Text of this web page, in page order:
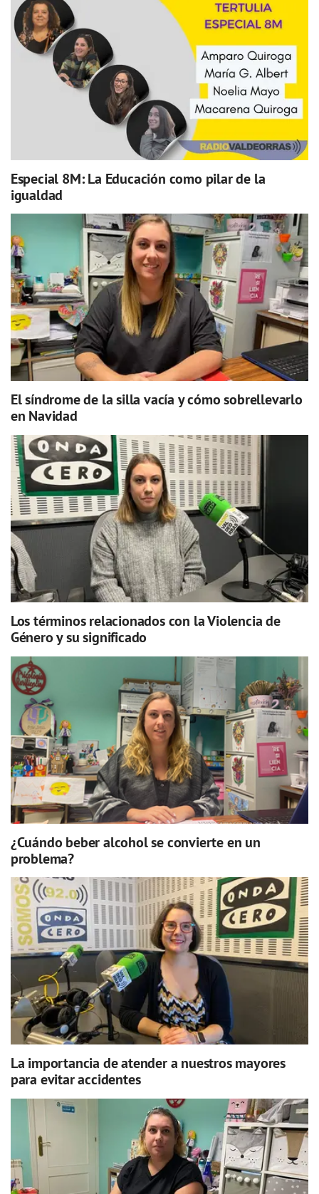
Especial 8M: La Educación como pilar de la
igualdad
El síndrome de la silla vacía y cómo sobrellevarlo
en Navidad
Los términos relacionados con la Violencia de
Género y su significado
¿Cuándo beber alcohol se convierte en un
problema?
La importancia de atender a nuestros mayores
para evitar accidentes